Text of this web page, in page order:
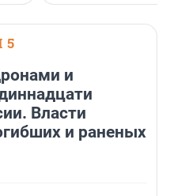
застройщик
области».
5
и
Власти
и раненых